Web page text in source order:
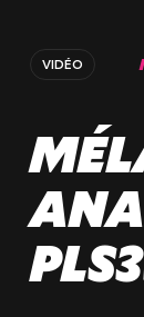
VIDÉO